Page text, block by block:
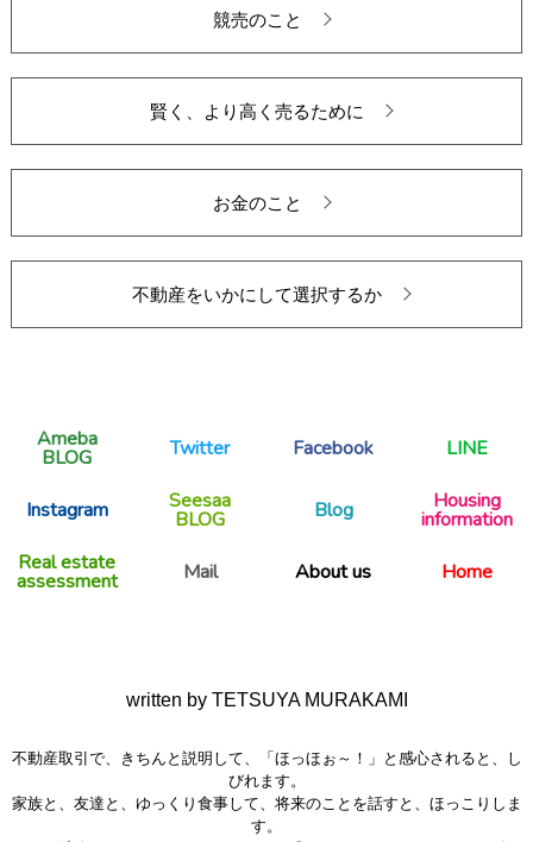
競売のこと
賢く、より高く売るために
お金のこと
不動産をいかにして選択するか
Ameba
BLOG Twitter Facebook LINE
Instagram Seesaa
BLOG Blog Housing
information
Real estate
assessment Mail About us Home
written by TETSUYA MURAKAMI
不動産取引で、きちんと説明して、「ほっほぉ～！」と感心されると、し
びれます。
家族と、友達と、ゆっくり食事して、将来のことを話すと、ほっこりしま
す。